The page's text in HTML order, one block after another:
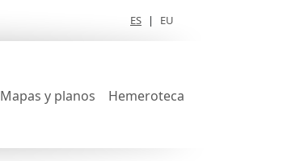
ES | EU
Mapas y planos Hemeroteca